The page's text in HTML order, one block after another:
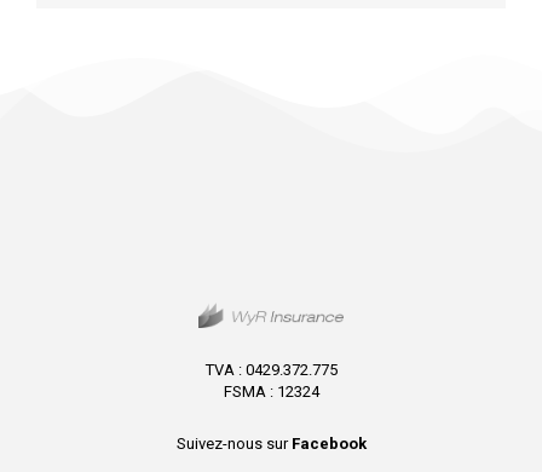
TVA : 0429.372.775
FSMA : 12324
Suivez-nous sur Facebook